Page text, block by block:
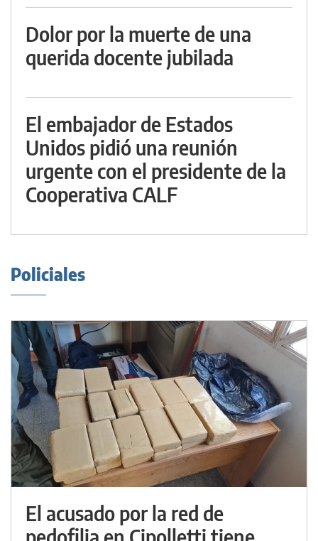
Dolor por la muerte de una
querida docente jubilada
El embajador de Estados
Unidos pidió una reunión
urgente con el presidente de la
Cooperativa CALF
Policiales
El acusado por la red de